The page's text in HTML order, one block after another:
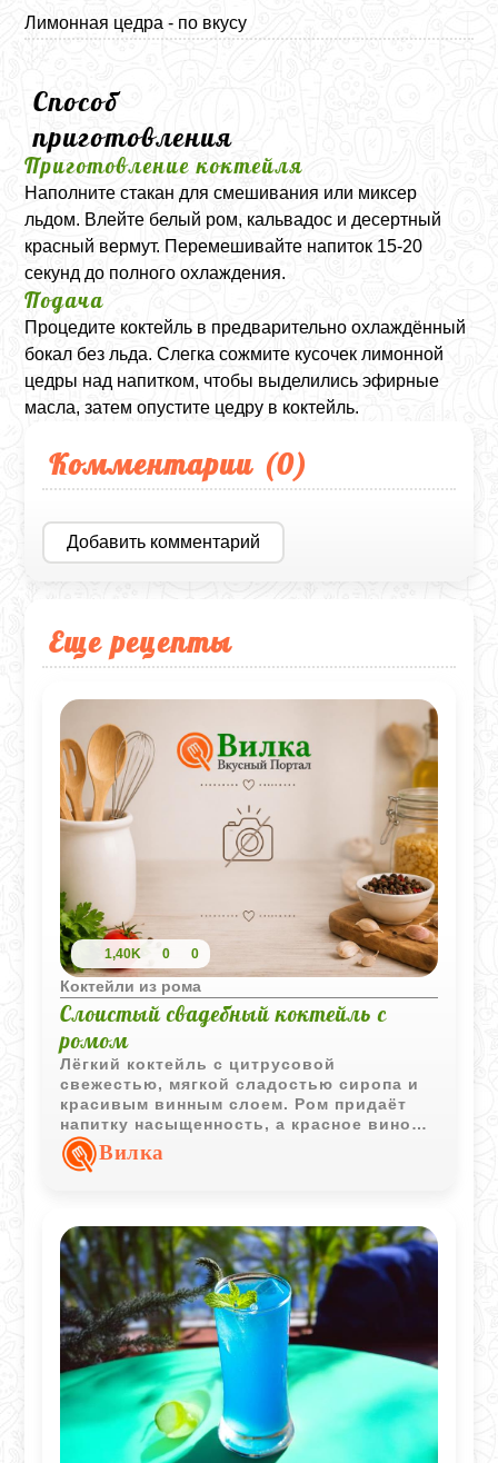
Лимонная цедра - по вкусу
Способ
приготовления
Приготовление коктейля
Наполните стакан для смешивания или миксер
льдом. Влейте белый ром, кальвадос и десертный
красный вермут. Перемешивайте напиток 15-20
секунд до полного охлаждения.
Подача
Процедите коктейль в предварительно охлаждённый
бокал без льда. Слегка сожмите кусочек лимонной
цедры над напитком, чтобы выделились эфирные
масла, затем опустите цедру в коктейль.
Комментарии (0)
Добавить комментарий
Еще рецепты
1,40K 0 0
Коктейли из рома
Слоистый свадебный коктейль с
ромом
Лёгкий коктейль с цитрусовой
свежестью, мягкой сладостью сиропа и
красивым винным слоем. Ром придаёт
напитку насыщенность, а красное вино
делает вкус более глубоким и
выразительным.
Вилка